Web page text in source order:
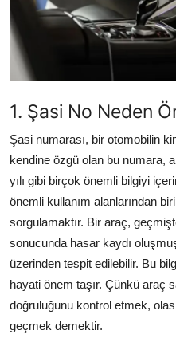
Kiralama & Filo
Sürüş & Güvenlik
Lastik & Jant
Yağlar & Sıvılar
LPG & Yakıt
Elektrik & Akü
Klima & Konfor
Aydınlatma & Görüş
Şanzıman & Aktarma
Dizel Sistemler
1. Şasi No Neden
Şasi numarası, bir otomobilin
kendine özgü olan bu numara,
yılı gibi birçok önemli bilgiyi
önemli kullanım alanlarından
sorgulamaktır. Bir araç,
sonucunda hasar kaydı
üzerinden tespit edilebilir. Bu
hayati önem taşır. Çünkü araç
doğruluğunu kontrol etmek,
geçmek demektir.